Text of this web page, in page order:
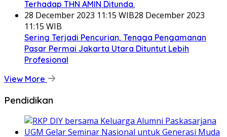
Terhadap THN AMIN Ditunda.
28 December 2023 11:15 WIB28 December 2023
11:15 WIB
Sering Terjadi Pencurian, Tenaga Pengamanan
Pasar Permai Jakarta Utara Dituntut Lebih
Profesional
View More
Pendidikan